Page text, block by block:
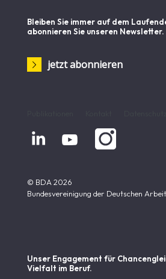
Bleiben Sie immer auf dem
abonnieren Sie unseren Newsletter.
jetzt abonnieren
 
© BDA 2026
Bundesvereinigung der Deutschen
Unser Engagement für
Vielfalt im Beruf.